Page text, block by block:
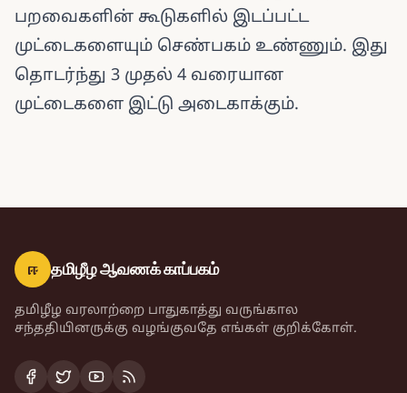
பறவைகளின் கூடுகளில் இடப்பட்ட
முட்டைகளையும் செண்பகம் உண்ணும். இது
தொடர்ந்து 3 முதல் 4 வரையான
முட்டைகளை இட்டு அடைகாக்கும்.
ஈ தமிழீழ ஆவணக் காப்பகம்
தமிழீழ வரலாற்றை பாதுகாத்து வருங்கால
சந்ததியினருக்கு வழங்குவதே எங்கள் குறிக்கோள்.